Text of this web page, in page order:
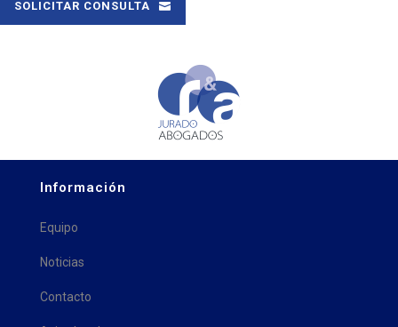
SOLICITAR CONSULTA
Información
Equipo
Noticias
Contacto